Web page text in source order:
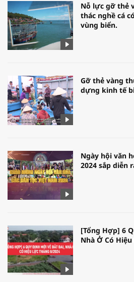
Nỗ lực gỡ thẻ
thác nghề cá
vùng biển.
Gỡ thẻ vàng
dựng kinh tế
Ngày hội văn
2024 sắp diễn
[Tổng Hợp] 6
Nhà Ở Có